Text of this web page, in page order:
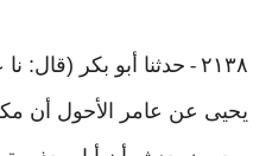
٢١٣٨ -
يحيى عن عامر الأحول أن